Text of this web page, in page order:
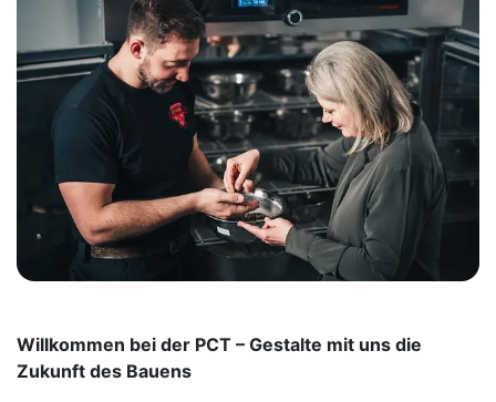
Willkommen bei der PCT – Gestalte mit uns die
Zukunft des Bauens